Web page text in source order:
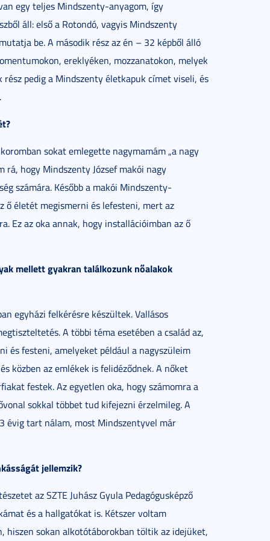
egy teljes Mindszenty-anyagom, így
áll: első a Rotondó, vagyis Mindszenty
be. A második rész az én ­– 32 képből álló
ereklyéken, mozzanatokon, melyek
pedig a Mindszenty életkapuk címet viseli, és
sokat emlegette nagymamám „a nagy
hogy Mindszenty József makói nagy
számára. Később a makói Mindszenty-
ő életét megismerni és lefesteni, mert az
Ez az oka annak, hogy installációimban az ő
mellett gyakran találkozunk nőalakok
egyházi felkérésre készültek. Vallásos
A többi téma esetében a család az,
és festeni, amelyeket például a nagyszüleim
közben az emlékek is felidéződnek. A nőket
festek. Az egyetlen oka, hogy számomra a
sokkal többet tud kifejezni érzelmileg. A
évig tart nálam, most Mindszentyvel már
jellemzik?
az SZTE Juhász Gyula Pedagógusképző
és a hallgatókat is. Kétszer voltam
hiszen sokan alkotótáborokban töltik az idejüket,